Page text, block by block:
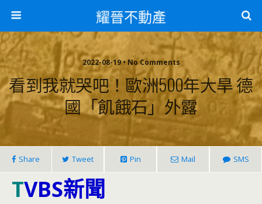
耀晉不動產
2022-08-19 • No Comments
看到我就哭吧！歐洲500年大旱 德
國「飢餓石」外露
Share Tweet Pin Mail SMS
TVBS新聞